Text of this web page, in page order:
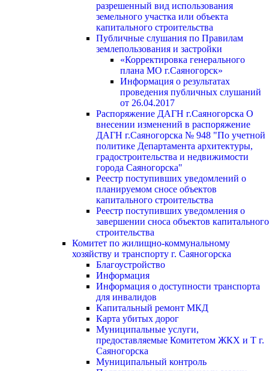
разрешенный вид использования
земельного участка или объекта
капитального строительства
Публичные слушания по Правилам
землепользования и застройки
«Корректировка генерального
плана МО г.Саяногорск»
Информация о результатах
проведения публичных слушаний
от 26.04.2017
Распоряжение ДАГН г.Саяногорска О
внесении изменений в распоряжение
ДАГН г.Саяногорска № 948 "По учетной
политике Департамента архитектуры,
градостроительства и недвижимости
города Саяногорска"
Реестр поступивших уведомлений о
планируемом сносе объектов
капитального строительства
Реестр поступивших уведомления о
завершении сноса объектов капитального
строительства
Комитет по жилищно-коммунальному
хозяйству и транспорту г. Саяногорска
Благоустройство
Информация
Информация о доступности транспорта
для инвалидов
Капитальный ремонт МКД
Карта убитых дорог
Муниципальные услуги,
предоставляемые Комитетом ЖКХ и Т г.
Саяногорска
Муниципальный контроль